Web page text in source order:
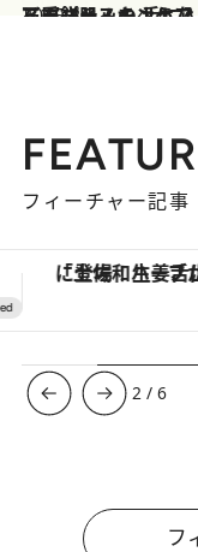
2015.2.3
石原さとみのような「羽二重餅肌」を 手に入れるスーパースキ
ビューティ＆ヘルス
フィーチャー記事
【銀座で出合う最旬美容】美髪ケアや上質な眠り…セルフケア
3 /6
フ